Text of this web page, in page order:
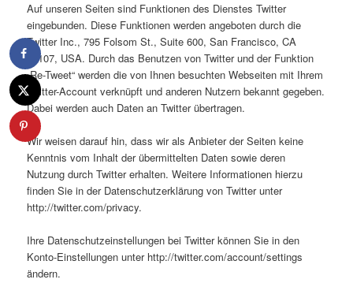
Auf unseren Seiten sind Funktionen des Dienstes Twitter
eingebunden. Diese Funktionen werden angeboten durch die
Twitter Inc., 795 Folsom St., Suite 600, San Francisco, CA
94107, USA. Durch das Benutzen von Twitter und der Funktion
„Re-Tweet“ werden die von Ihnen besuchten Webseiten mit Ihrem
Twitter-Account verknüpft und anderen Nutzern bekannt gegeben.
Dabei werden auch Daten an Twitter übertragen.
Wir weisen darauf hin, dass wir als Anbieter der Seiten keine
Kenntnis vom Inhalt der übermittelten Daten sowie deren
Nutzung durch Twitter erhalten. Weitere Informationen hierzu
finden Sie in der Datenschutzerklärung von Twitter unter
http://twitter.com/privacy.
Ihre Datenschutzeinstellungen bei Twitter können Sie in den
Konto-Einstellungen unter http://twitter.com/account/settings
ändern.